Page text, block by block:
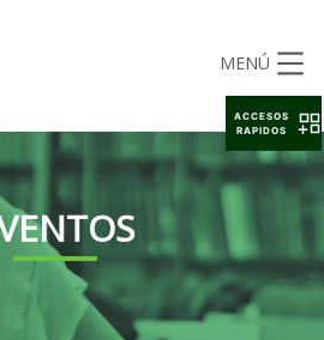
MENÚ
ACCESOS
RAPIDOS